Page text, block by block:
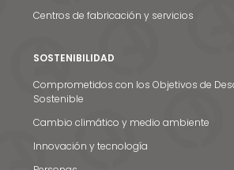
Centros de fabricación y servicios
SOSTENIBILIDAD
Comprometidos con los Objetivos de
Sostenible
Cambio climático y medio ambiente
Innovación y tecnología